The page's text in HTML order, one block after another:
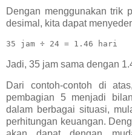
Dengan menggunakan trik
desimal, kita dapat
Jadi, 35 jam sama dengan
Dari contoh-contoh di
pembagian 5 menjadi
dalam berbagai situasi,
perhitungan keuangan.